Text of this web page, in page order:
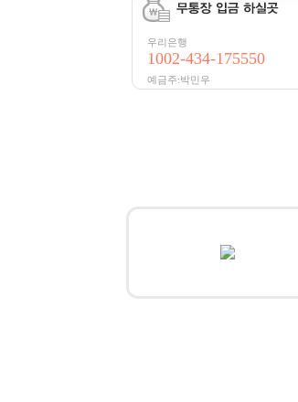
우리은행
1002-434-175550
예금주:박민우